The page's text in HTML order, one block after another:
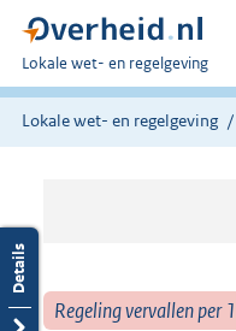
U
bent
hier:
Lokale wet- en regelgeving
Lokale wet- en regelgeving
Regeling vervallen